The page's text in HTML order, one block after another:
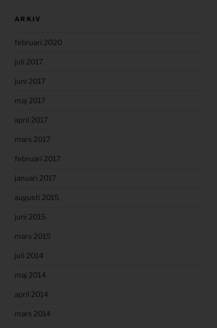
ARKIV
februari 2020
juli 2017
juni 2017
maj 2017
april 2017
mars 2017
februari 2017
januari 2017
augusti 2015
juni 2015
mars 2015
juli 2014
maj 2014
april 2014
mars 2014